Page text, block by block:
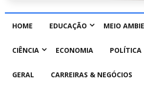
HOME EDUCAÇÃO MEIO
CIÊNCIA ECONOMIA POLÍTICA
GERAL CARREIRAS & NEGÓCIOS